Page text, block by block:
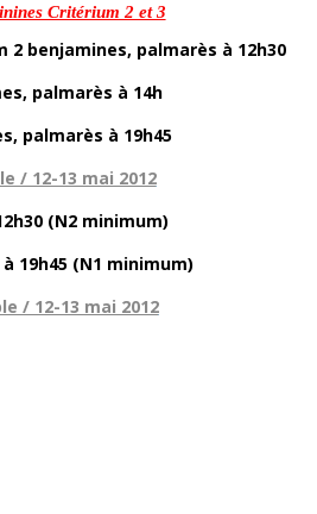
Critérium 2 et 3
2 benjamines, palmarès à 12h30
palmarès à 14h
palmarès à 19h45
/ 12-13 mai 2012
(N2 minimum)
19h45 (N1 minimum)
/ 12-13 mai 2012